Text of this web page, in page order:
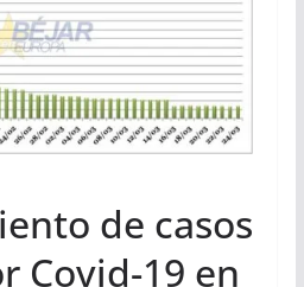
de casos
Covid-19 en